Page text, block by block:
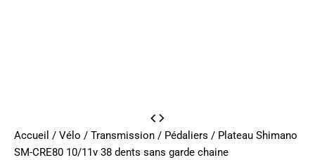
Accueil / Vélo / Transmission / Pédaliers / Plateau Shimano
SM-CRE80 10/11v 38 dents sans garde chaine